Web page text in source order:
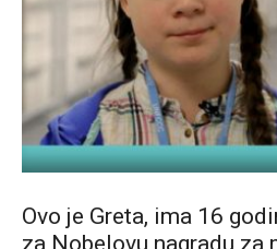
Ovo je Greta, ima 16
za Nobelovu nagradu za